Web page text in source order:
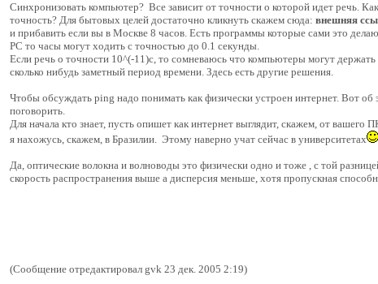
Синхронизовать компьютер? Все зависит от точности о которой идет речь.
точность? Для бытовых целей достаточно кликнуть скажем сюда: внешняя
и прибавить если вы в Москве 8 часов. Есть программы которые сами это
РС то часы могут ходить с точностью до 0.1 секунды.
Если речь о точности 10^(-11)с, то сомневаюсь что компьютеры могут
сколько нибудь заметный период времени. Здесь есть другие решения.
Чтобы обсуждать ping надо понимать как физически устроен интернет. Вот об
поговорить.
Для начала кто знает, пусть опишет как интернет выглядит, скажем, от вашего
я нахожусь, скажем, в Бразилии. Этому наверно учат сейчас в университетах
Да, оптические волокна и волноводы это физически одно и тоже , с той
скорость распространения выше а дисперсия меньше, хотя пропускная
(Сообщение отредактировал gvk 23 дек. 2005 2:19)